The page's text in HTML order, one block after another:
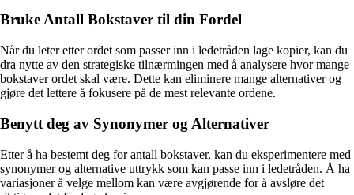
Bruke Antall Bokstaver til din Fordel
Når du leter etter ordet som passer inn i ledetråden lage kopier, kan du
dra nytte av den strategiske tilnærmingen med å analysere hvor mange
bokstaver ordet skal være. Dette kan eliminere mange alternativer og
gjøre det lettere å fokusere på de mest relevante ordene.
Benytt deg av Synonymer og Alternativer
Etter å ha bestemt deg for antall bokstaver, kan du eksperimentere med
synonymer og alternative uttrykk som kan passe inn i ledetråden. Å ha
variasjoner å velge mellom kan være avgjørende for å avsløre det